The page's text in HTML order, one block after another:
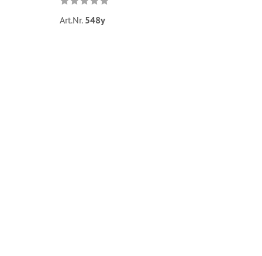
Art.Nr. 548y